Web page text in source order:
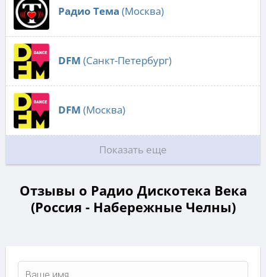
Радио Тема (Москва)
DFM (Санкт-Петербург)
DFM (Москва)
Показать еще
Отзывы о Радио Дискотека Века
(Россия - Набережные Челны)